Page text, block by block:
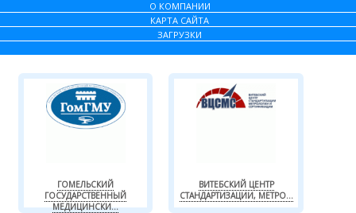
О КОМПАНИИ
КАРТА САЙТА
ЗАГРУЗКИ
ГОМЕЛЬСКИЙ
ГОСУДАРСТВЕННЫЙ
МЕДИЦИНСКИ...
ВИТЕБСКИЙ ЦЕНТР
СТАНДАРТИЗАЦИИ, МЕТРО...